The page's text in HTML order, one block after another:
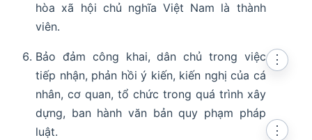
hòa xã hội chủ nghĩa Việt Nam là thành
viên.
Bảo đảm công khai, dân chủ trong việc
tiếp nhận, phản hồi ý kiến, kiến nghị của cá
nhân, cơ quan, tổ chức trong quá trình xây
dựng, ban hành văn bản quy phạm pháp
luật.
⋮
⋮